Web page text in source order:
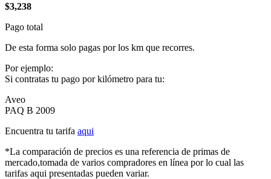
$3,238
Pago total
De esta forma solo pagas por los km que recorres.
Por ejemplo:
Si contratas tu pago por kilómetro para tu:
Aveo
PAQ B 2009
Encuentra tu tarifa aqui
*La comparación de precios es una referencia de primas de
mercado,tomada de varios compradores en línea por lo cual las
tarifas aqui presentadas pueden variar.